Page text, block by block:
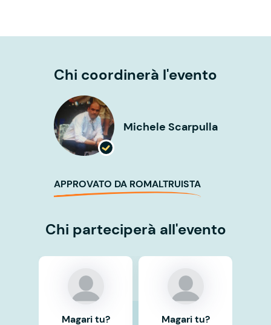
Chi coordinerà l'evento
Michele Scarpulla
APPROVATO DA ROMALTRUISTA
Chi parteciperà all'evento
Magari tu? Magari tu?